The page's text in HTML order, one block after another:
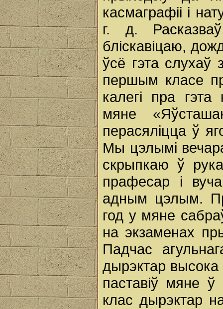
касмаграфіі і
г. д.
бліскавіцаю,
ўсё гэта слухаў
першым класе
калегі пра
мяне
перасяліцца ў
Мы цэлымі
скрыпкаю ў
прафесар і
адным цэлым.
год у мяне
на экзаменах
Падчас
дырэктар высока
паставіў мяне
клас дырэктар